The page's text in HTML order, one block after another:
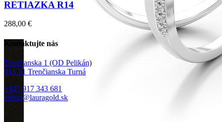
RETIAZKA R14
288,00 €
Kontaktujte nás
Trenčianska 1 (OD Pelikán)
913 21 Trenčianska Turná
+421 917 343 681
eshop@lauragold.sk